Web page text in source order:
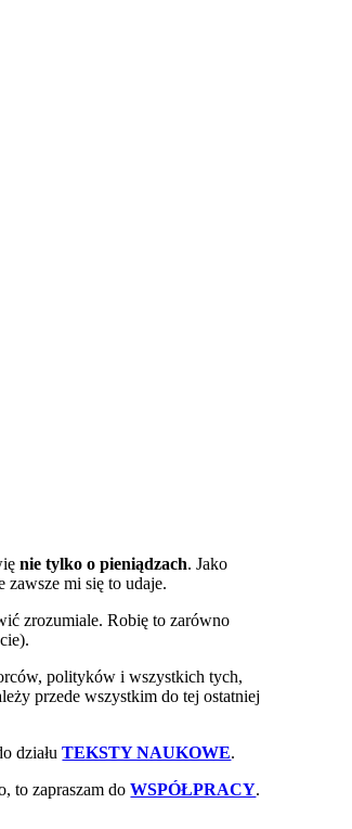
nie tylko o pieniądzach. Jako
mi się to udaje.
zrozumiale. Robię to zarówno
polityków i wszystkich tych,
przede wszystkim do tej ostatniej
działuTEKSTY NAUKOWE.
to zapraszam doWSPÓŁPRACY.